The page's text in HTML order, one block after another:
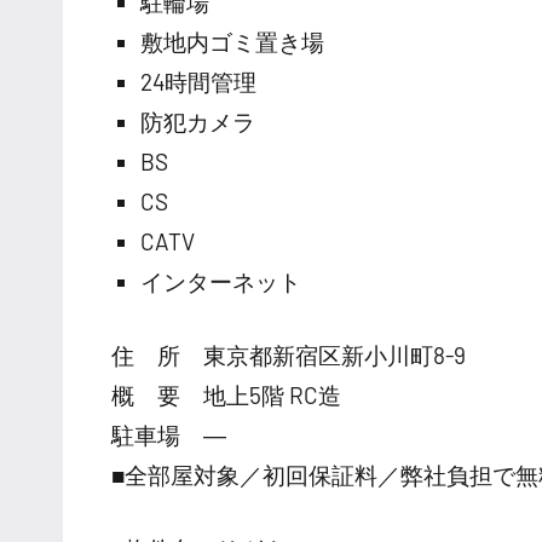
敷地内ゴミ置き場
24時間管理
防犯カメラ
BS
CS
CATV
インターネット
住 所 東京都新宿区新小川町8-9
概 要 地上5階 RC造
駐車場 ―
■全部屋対象／初回保証料／弊社負担で